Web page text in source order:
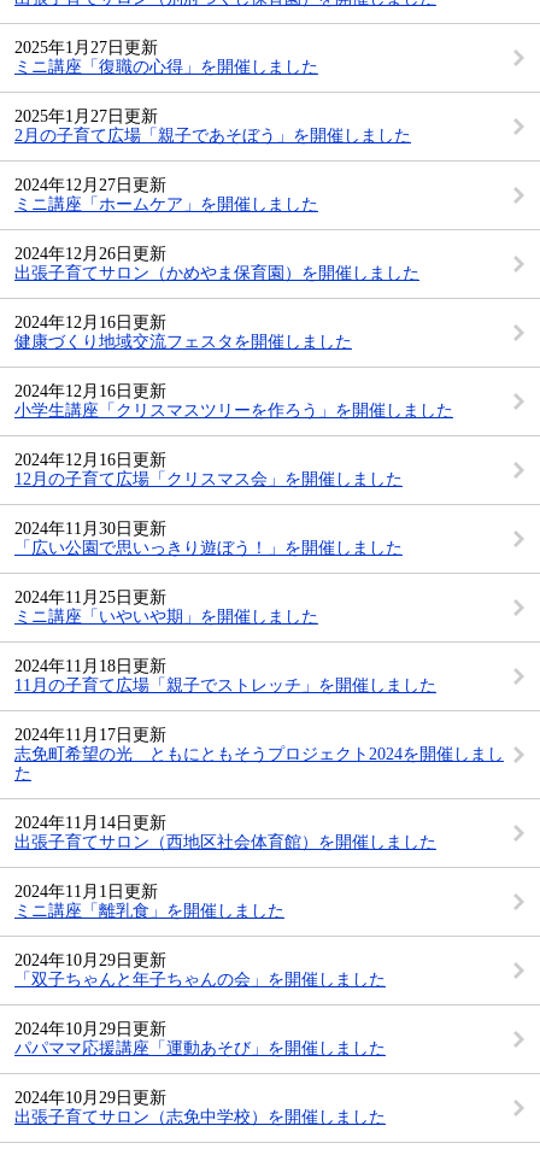
2025年1月27日更新
ミニ講座「復職の心得」を開催しました
2025年1月27日更新
2月の子育て広場「親子であそぼう」を開催しました
2024年12月27日更新
ミニ講座「ホームケア」を開催しました
2024年12月26日更新
出張子育てサロン（かめやま保育園）を開催しました
2024年12月16日更新
健康づくり地域交流フェスタを開催しました
2024年12月16日更新
小学生講座「クリスマスツリーを作ろう」を開催しました
2024年12月16日更新
12月の子育て広場「クリスマス会」を開催しました
2024年11月30日更新
「広い公園で思いっきり遊ぼう！」を開催しました
2024年11月25日更新
ミニ講座「いやいや期」を開催しました
2024年11月18日更新
11月の子育て広場「親子でストレッチ」を開催しました
2024年11月17日更新
志免町希望の光 ともにともそうプロジェクト2024を開催しまし
た
2024年11月14日更新
出張子育てサロン（西地区社会体育館）を開催しました
2024年11月1日更新
ミニ講座「離乳食」を開催しました
2024年10月29日更新
「双子ちゃんと年子ちゃんの会」を開催しました
2024年10月29日更新
パパママ応援講座「運動あそび」を開催しました
2024年10月29日更新
出張子育てサロン（志免中学校）を開催しました